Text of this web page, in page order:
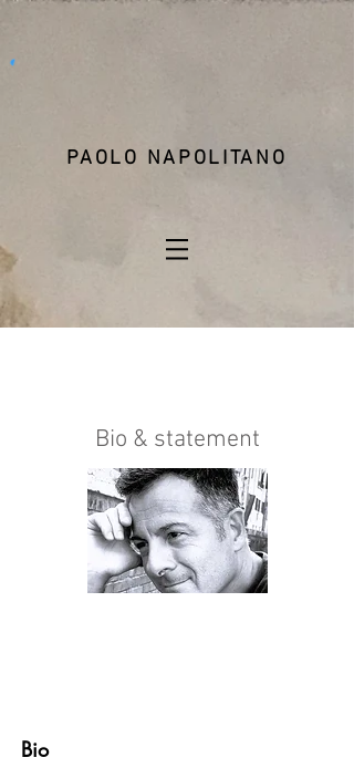
PAOLO NAPOLITANO
Bio & statement
Bio